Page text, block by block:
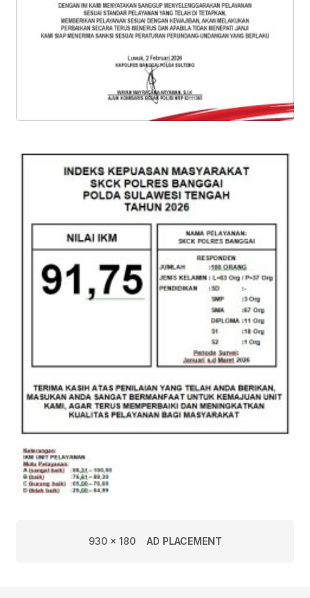
930 x 180 AD PLACEMENT